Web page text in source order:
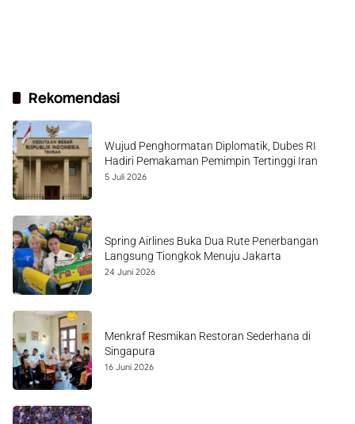
Rekomendasi
Wujud Penghormatan Diplomatik, Dubes RI
Hadiri Pemakaman Pemimpin Tertinggi Iran
5 Juli 2026
Spring Airlines Buka Dua Rute Penerbangan
Langsung Tiongkok Menuju Jakarta
24 Juni 2026
Menkraf Resmikan Restoran Sederhana di
Singapura
16 Juni 2026